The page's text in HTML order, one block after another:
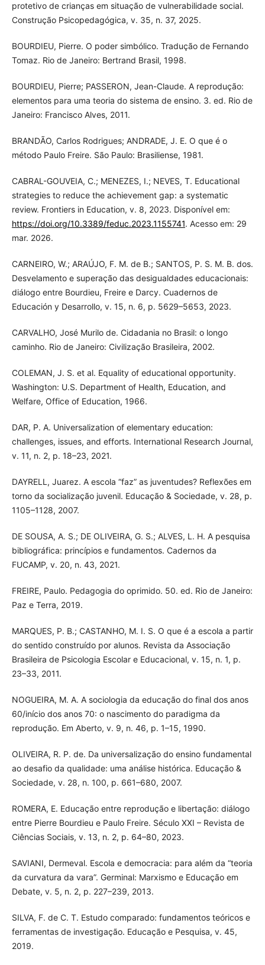
protetivo de crianças em situação de vulnerabilidade social.
Construção Psicopedagógica, v. 35, n. 37, 2025.
BOURDIEU, Pierre. O poder simbólico. Tradução de Fernando
Tomaz. Rio de Janeiro: Bertrand Brasil, 1998.
BOURDIEU, Pierre; PASSERON, Jean-Claude. A reprodução:
elementos para uma teoria do sistema de ensino. 3. ed. Rio de
Janeiro: Francisco Alves, 2011.
BRANDÃO, Carlos Rodrigues; ANDRADE, J. E. O que é o
método Paulo Freire. São Paulo: Brasiliense, 1981.
CABRAL-GOUVEIA, C.; MENEZES, I.; NEVES, T. Educational
strategies to reduce the achievement gap: a systematic
review. Frontiers in Education, v. 8, 2023. Disponível em:
https://doi.org/10.3389/feduc.2023.1155741. Acesso em: 29
mar. 2026.
CARNEIRO, W.; ARAÚJO, F. M. de B.; SANTOS, P. S. M. B. dos.
Desvelamento e superação das desigualdades educacionais:
diálogo entre Bourdieu, Freire e Darcy. Cuadernos de
Educación y Desarrollo, v. 15, n. 6, p. 5629–5653, 2023.
CARVALHO, José Murilo de. Cidadania no Brasil: o longo
caminho. Rio de Janeiro: Civilização Brasileira, 2002.
COLEMAN, J. S. et al. Equality of educational opportunity.
Washington: U.S. Department of Health, Education, and
Welfare, Office of Education, 1966.
DAR, P. A. Universalization of elementary education:
challenges, issues, and efforts. International Research Journal,
v. 11, n. 2, p. 18–23, 2021.
DAYRELL, Juarez. A escola “faz” as juventudes? Reflexões em
torno da socialização juvenil. Educação & Sociedade, v. 28, p.
1105–1128, 2007.
DE SOUSA, A. S.; DE OLIVEIRA, G. S.; ALVES, L. H. A pesquisa
bibliográfica: princípios e fundamentos. Cadernos da
FUCAMP, v. 20, n. 43, 2021.
FREIRE, Paulo. Pedagogia do oprimido. 50. ed. Rio de Janeiro:
Paz e Terra, 2019.
MARQUES, P. B.; CASTANHO, M. I. S. O que é a escola a partir
do sentido construído por alunos. Revista da Associação
Brasileira de Psicologia Escolar e Educacional, v. 15, n. 1, p.
23–33, 2011.
NOGUEIRA, M. A. A sociologia da educação do final dos anos
60/início dos anos 70: o nascimento do paradigma da
reprodução. Em Aberto, v. 9, n. 46, p. 1–15, 1990.
OLIVEIRA, R. P. de. Da universalização do ensino fundamental
ao desafio da qualidade: uma análise histórica. Educação &
Sociedade, v. 28, n. 100, p. 661–680, 2007.
ROMERA, E. Educação entre reprodução e libertação: diálogo
entre Pierre Bourdieu e Paulo Freire. Século XXI – Revista de
Ciências Sociais, v. 13, n. 2, p. 64–80, 2023.
SAVIANI, Dermeval. Escola e democracia: para além da “teoria
da curvatura da vara”. Germinal: Marxismo e Educação em
Debate, v. 5, n. 2, p. 227–239, 2013.
SILVA, F. de C. T. Estudo comparado: fundamentos teóricos e
ferramentas de investigação. Educação e Pesquisa, v. 45,
2019.